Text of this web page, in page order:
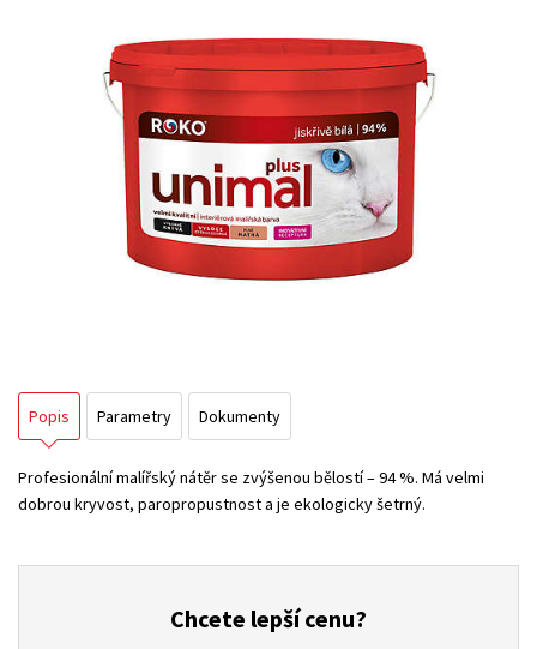
Popis Parametry Dokumenty
Profesionální malířský nátěr se zvýšenou bělostí – 94 %. Má velmi
dobrou kryvost, paropropustnost a je ekologicky šetrný.
Chcete lepší cenu?